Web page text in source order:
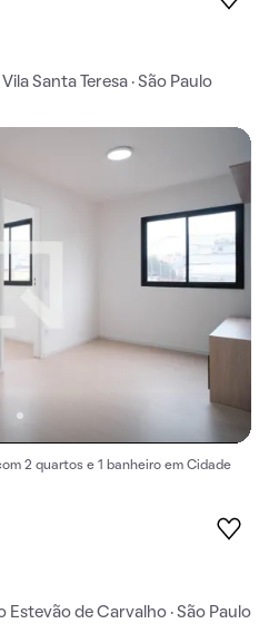
Santa Teresa · São Paulo
2 quartos e 1 banheiro em Cidade
de Carvalho · São Paulo